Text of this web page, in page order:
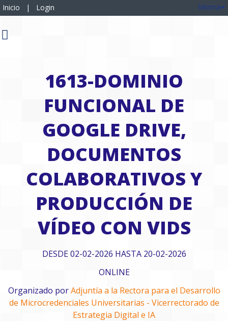
Inicio | Login Idioma
1613-DOMINIO
FUNCIONAL DE
GOOGLE DRIVE,
DOCUMENTOS
COLABORATIVOS Y
PRODUCCIÓN DE
VÍDEO CON VIDS
DESDE 02-02-2026 HASTA 20-02-2026
ONLINE
Organizado porAdjuntía a la Rectora para el Desarrollo
de Microcredenciales Universitarias - Vicerrectorado de
Estrategia Digital e IA